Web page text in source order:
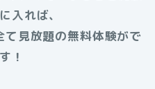
入れば、
て見放題の無料体験がで
！